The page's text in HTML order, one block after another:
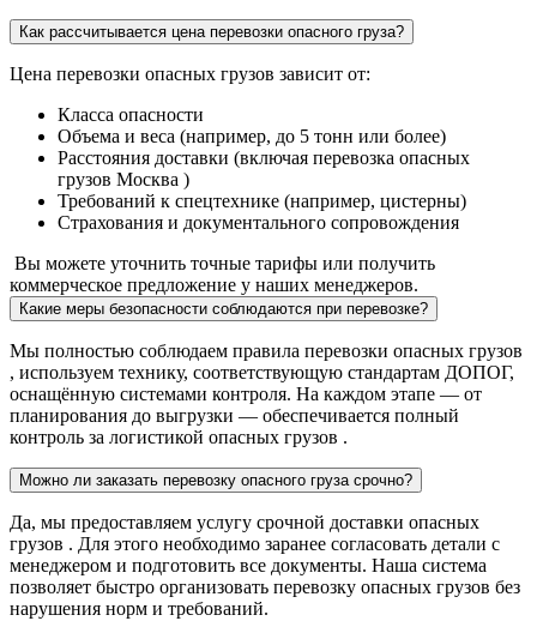
Как рассчитывается цена перевозки опасного груза?
Цена перевозки опасных грузов зависит от:
Класса опасности
Объема и веса (например, до 5 тонн или более)
Расстояния доставки (включая перевозка опасных
грузов Москва )
Требований к спецтехнике (например, цистерны)
Страхования и документального сопровождения
Вы можете уточнить точные тарифы или получить
коммерческое предложение у наших менеджеров.
Какие меры безопасности соблюдаются при перевозке?
Мы полностью соблюдаем правила перевозки опасных грузов
, используем технику, соответствующую стандартам ДОПОГ,
оснащённую системами контроля. На каждом этапе — от
планирования до выгрузки — обеспечивается полный
контроль за логистикой опасных грузов .
Можно ли заказать перевозку опасного груза срочно?
Да, мы предоставляем услугу срочной доставки опасных
грузов . Для этого необходимо заранее согласовать детали с
менеджером и подготовить все документы. Наша система
позволяет быстро организовать перевозку опасных грузов без
нарушения норм и требований.